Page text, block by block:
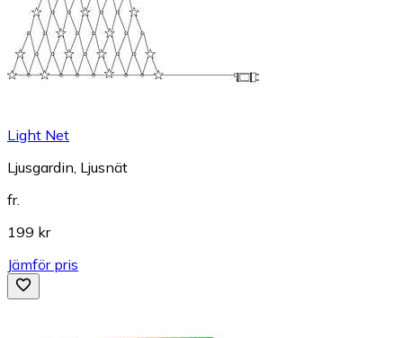
Light Net
Ljusgardin, Ljusnät
fr.
199 kr
Jämför pris